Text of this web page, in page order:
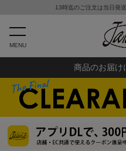
13時迄のご注文は当日発
MENU
商品のお届け